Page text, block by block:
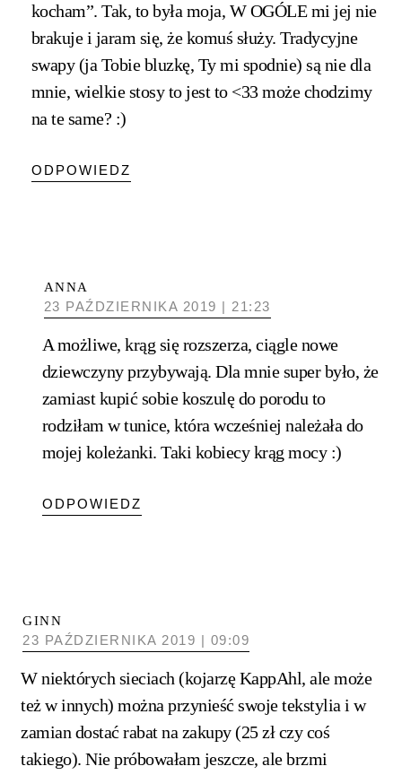
kocham”. Tak, to była moja, W OGÓLE mi jej nie
brakuje i jaram się, że komuś służy. Tradycyjne
swapy (ja Tobie bluzkę, Ty mi spodnie) są nie dla
mnie, wielkie stosy to jest to <33 może chodzimy
na te same? :)
ODPOWIEDZ
ANNA
23 PAŹDZIERNIKA 2019 | 21:23
A możliwe, krąg się rozszerza, ciągle nowe
dziewczyny przybywają. Dla mnie super było, że
zamiast kupić sobie koszulę do porodu to
rodziłam w tunice, która wcześniej należała do
mojej koleżanki. Taki kobiecy krąg mocy :)
ODPOWIEDZ
GINN
23 PAŹDZIERNIKA 2019 | 09:09
W niektórych sieciach (kojarzę KappAhl, ale może
też w innych) można przynieść swoje tekstylia i w
zamian dostać rabat na zakupy (25 zł czy coś
takiego). Nie próbowałam jeszcze, ale brzmi